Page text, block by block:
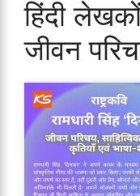
हिंदी
जीवन